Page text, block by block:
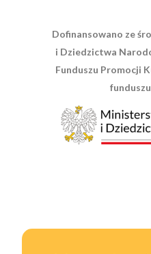
Dofinansowano ze
i Dziedzictwa
Funduszu Promocji